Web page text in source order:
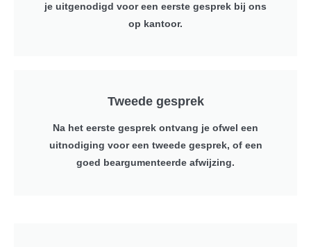
je uitgenodigd voor een eerste gesprek bij ons
op kantoor.
Tweede gesprek
Na het eerste gesprek ontvang je ofwel een
uitnodiging voor een tweede gesprek, of een
goed beargumenteerde afwijzing.